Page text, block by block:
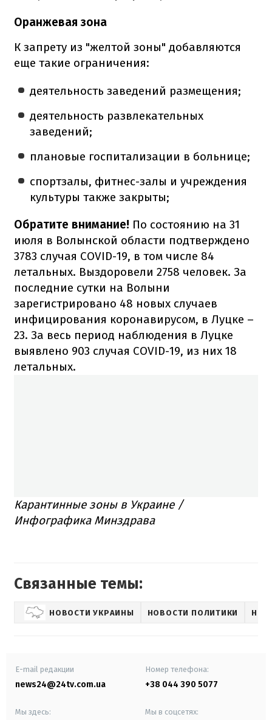
Оранжевая зона
К запрету из "желтой зоны" добавляются
еще такие ограничения:
деятельность заведений размещения;
деятельность развлекательных
заведений;
плановые госпитализации в больнице;
спортзалы, фитнес-залы и учреждения
культуры также закрыты;
Обратите внимание! По состоянию на 31
июля в Волынской области подтверждено
3783 случая COVID-19, в том числе 84
летальных. Выздоровели 2758 человек. За
последние сутки на Волыни
зарегистрировано 48 новых случаев
инфицирования коронавирусом, в Луцке –
23. За весь период наблюдения в Луцке
выявлено 903 случая COVID-19, из них 18
летальных.
Карантинные зоны в Украине /
Инфографика Минздрава
Связанные темы:
НОВОСТИ УКРАИНЫ НОВОСТИ ПОЛИТИКИ
E-mail редакции
news24@24tv.com.ua
Номер телефона:
+38 044 390 5077
Мы здесь: Мы в соцсетях: